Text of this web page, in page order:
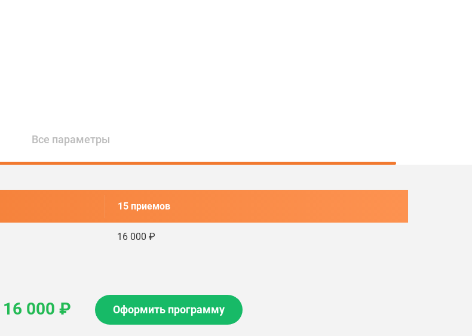
Все параметры
15 приемов
16 000 ₽
16 000 ₽ Оформить программу